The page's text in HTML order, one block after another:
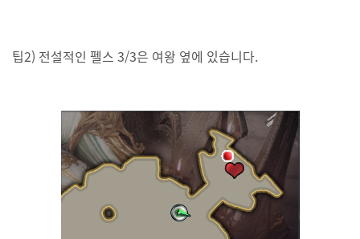
팁2) 전설적인 펠스 3/3은 여왕 옆에 있습니다.